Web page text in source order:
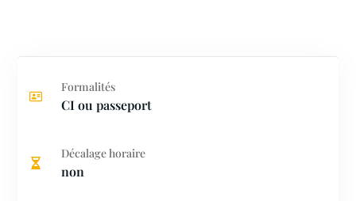
Formalités
CI ou passeport
Décalage horaire
non